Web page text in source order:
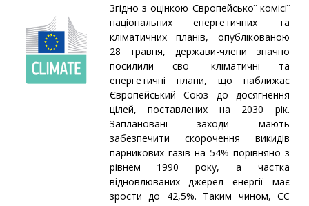
Згідно з оцінкою Європейської комісії
національних енергетичних та
кліматичних планів, опублікованою
28 травня, держави-члени значно
посилили свої кліматичні та
енергетичні плани, що наближає
Європейський Союз до досягнення
цілей, поставлених на 2030 рік.
Заплановані заходи мають
забезпечити скорочення викидів
парникових газів на 54% порівняно з
рівнем 1990 року, а частка
відновлюваних джерел енергії має
зрости до 42,5%. Таким чином, ЄС